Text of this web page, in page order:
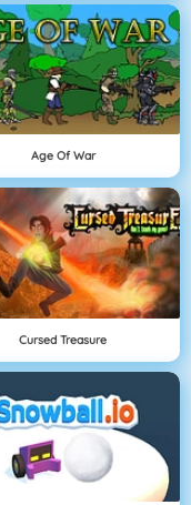
Age Of War
Cursed Treasure